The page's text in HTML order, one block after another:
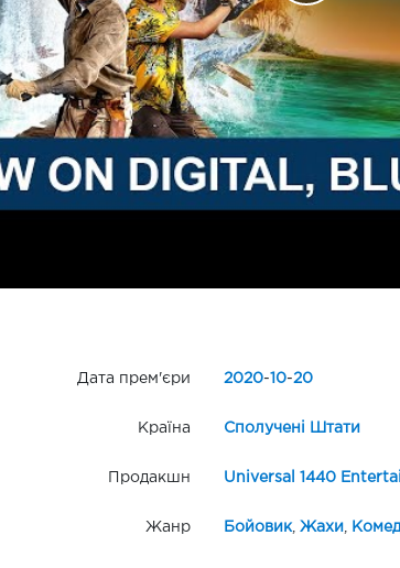
Дата прем'єри 2020-10-20
Країна Сполучені Штати
Продакшн Universal 1440
Жанр Бойовик, Жахи